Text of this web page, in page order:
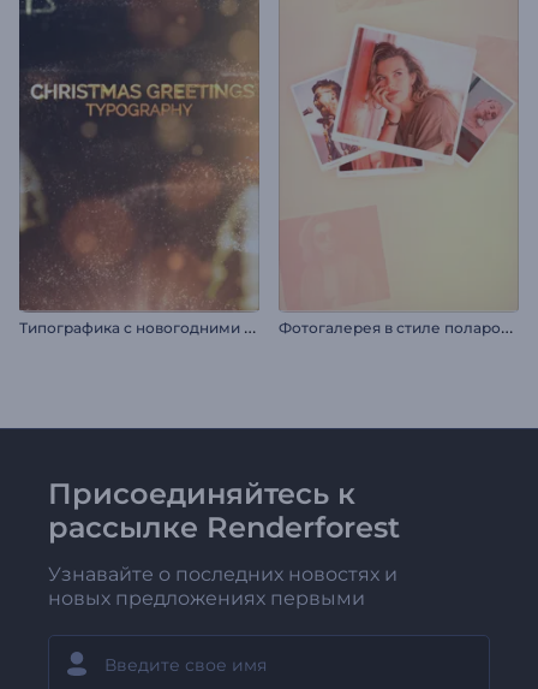
Т
ипографика с новогодними поздравлениями Ф
отогалерея в стиле полароид
Присоединяйтесь к
рассылке Renderforest
Узнавайте о последних новостях и
новых предложениях первыми